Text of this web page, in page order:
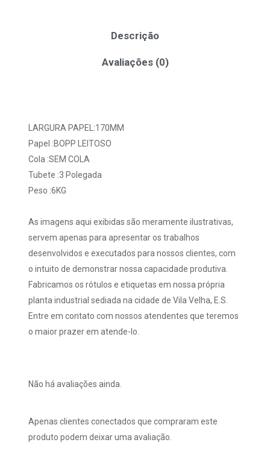
Descrição
Avaliações (0)
LARGURA PAPEL:170MM
Papel :BOPP LEITOSO
Cola :SEM COLA
Tubete :3 Polegada
Peso :6KG
As imagens aqui exibidas são meramente ilustrativas,
servem apenas para apresentar os trabalhos
desenvolvidos e executados para nossos clientes, com
o intuito de demonstrar nossa capacidade produtiva.
Fabricamos os rótulos e etiquetas em nossa própria
planta industrial sediada na cidade de Vila Velha, E.S.
Entre em contato com nossos atendentes que teremos
o maior prazer em atende-lo.
Não há avaliações ainda.
Apenas clientes conectados que compraram este
produto podem deixar uma avaliação.